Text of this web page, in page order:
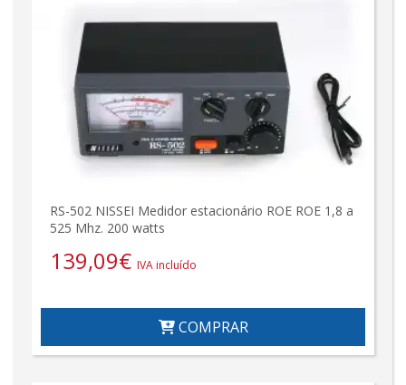
RS-502 NISSEI Medidor estacionário ROE ROE 1,8 a
525 Mhz. 200 watts
139,09€ IVA incluído
COMPRAR